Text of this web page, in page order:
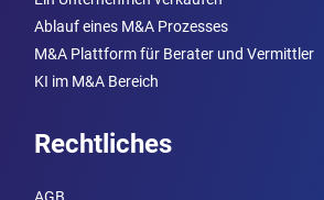
Ablauf eines M&A Prozesses
M&A Plattform für Berater und Vermittler
KI im M&A Bereich
Rechtliches